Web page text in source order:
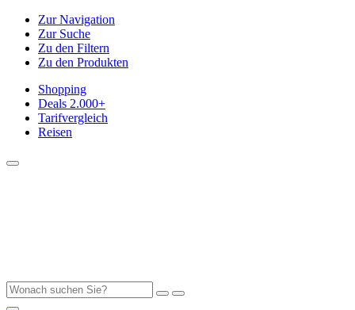
Zur Navigation
Zur Suche
Zu den Filtern
Zu den Produkten
Shopping
Deals 2.000+
Tarifvergleich
Reisen